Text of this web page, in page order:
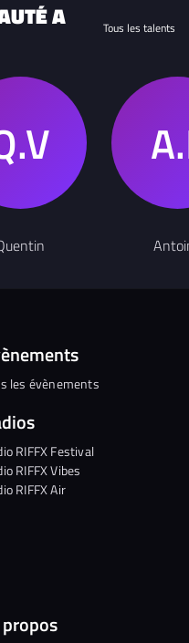
A Tous les talents
les évènements
RIFFX Festival
RIFFX Vibes
RIFFX Air